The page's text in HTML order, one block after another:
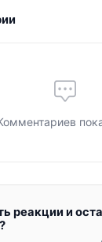
реакции и